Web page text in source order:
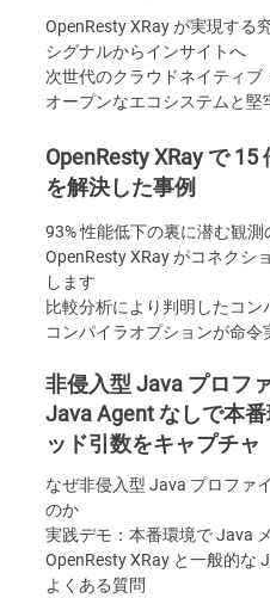
OpenResty XRay が実現する
シグナルからインサイトへ
次世代のクラウドネイティブ
オープンなエコシステムと堅
OpenResty XRay で 15
を解決した事例
93% 性能低下の裏に潜む観測
OpenResty XRay がコネクシ
します
比較分析により判明したコ
コンパイラオプションが命
非侵入型 Java プロフ
Java Agent なしで本
ッド引数をキャプチャ
なぜ非侵入型 Java プロファ
のか
実践デモ：本番環境で Java
OpenResty XRay と一般的な
よくある質問